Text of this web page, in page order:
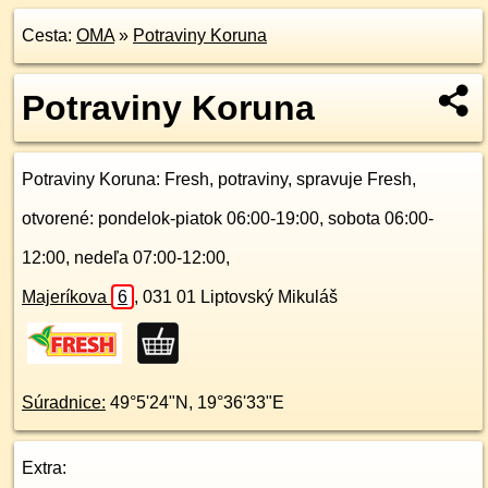
Cesta: OMA» Potraviny Koruna
Potraviny Koruna
Potraviny Koruna: Fresh, potraviny, spravuje Fresh,
otvorené: pondelok-piatok 06:00-19:00, sobota 06:00-
12:00, nedeľa 07:00-12:00,
Majeríkova 6 , 031 01 Liptovský Mikuláš
Súradnice: 49°5'24"N , 19°36'33"E
Extra: